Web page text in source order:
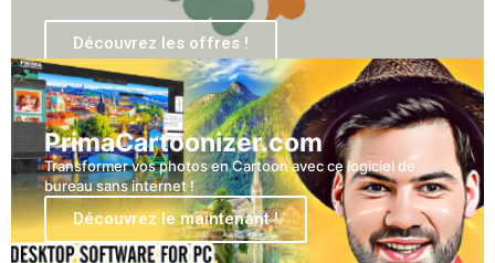
Découvrez les offres !
PrimaCartoonizer.com
Transformer vos photos en Cartoon avec ce logiciel de
bureau sans internet !
Découvrez le maintenant !